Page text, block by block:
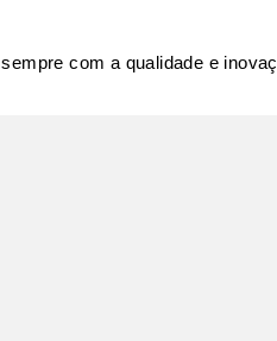
com a qualidade e